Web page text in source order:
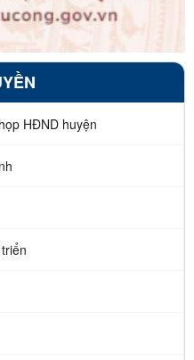
HĐND huyện